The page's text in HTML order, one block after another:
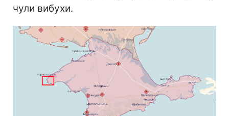
чули вибухи.